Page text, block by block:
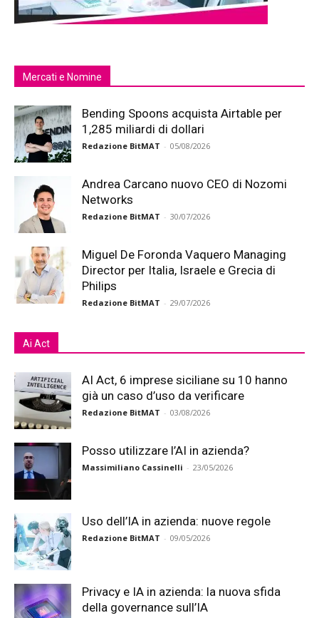
Mercati e Nomine
Bending Spoons acquista Airtable per
1,285 miliardi di dollari
Redazione BitMAT - 05/08/2026
Andrea Carcano nuovo CEO di Nozomi
Networks
Redazione BitMAT - 30/07/2026
Miguel De Foronda Vaquero Managing
Director per Italia, Israele e Grecia di
Philips
Redazione BitMAT - 29/07/2026
Ai Act
AI Act, 6 imprese siciliane su 10 hanno
già un caso d’uso da verificare
Redazione BitMAT - 03/08/2026
Posso utilizzare l’AI in azienda?
Massimiliano Cassinelli - 23/05/2026
Uso dell’IA in azienda: nuove regole
Redazione BitMAT - 09/05/2026
Privacy e IA in azienda: la nuova sfida
della governance sull’IA